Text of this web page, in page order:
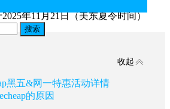
搜索
年11月21日（美东夏令时间）
收起
黑五&网一特惠活动详情
的原因